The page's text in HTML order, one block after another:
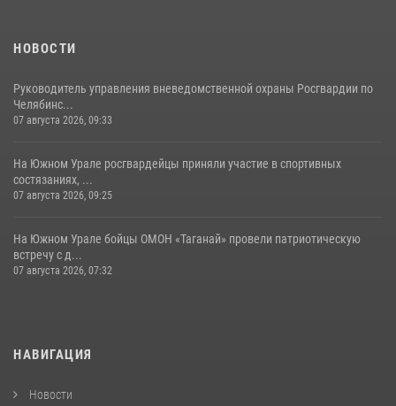
НОВОСТИ
Руководитель управления вневедомственной охраны Росгвардии по
Челябинс...
07 августа 2026, 09:33
На Южном Урале росгвардейцы приняли участие в спортивных
состязаниях, ...
07 августа 2026, 09:25
На Южном Урале бойцы ОМОН «Таганай» провели патриотическую
встречу с д...
07 августа 2026, 07:32
НАВИГАЦИЯ
Новости